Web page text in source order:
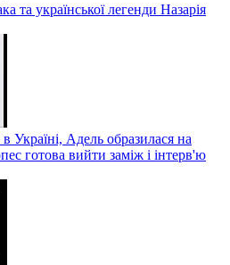
та української легенди Назарія
Україні, Адель образилася на
готова вийти заміж і інтерв'ю